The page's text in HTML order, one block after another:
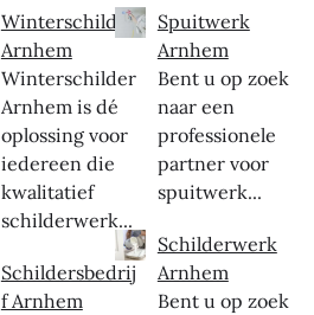
Winterschilder
Arnhem
Winterschilder
Arnhem is dé
oplossing voor
iedereen die
kwalitatief
schilderwerk...
Schildersbedrij
f Arnhem
Spuitwerk
Arnhem
Bent u op zoek
naar een
professionele
partner voor
spuitwerk...
Schilderwerk
Arnhem
Bent u op zoek